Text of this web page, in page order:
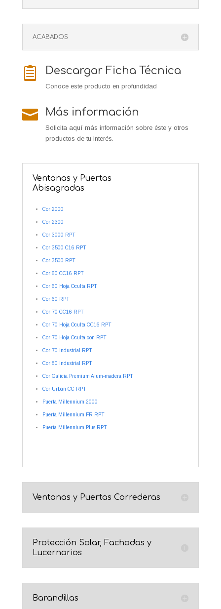
ACABADOS
 Descargar Ficha Técnica
Conoce este producto en profundidad
 Más información
Solicita aquí más información sobre éste y otros
productos de tu interés.
Ventanas y Puertas
Abisagradas
Cor 2000
Cor 2300
Cor 3000 RPT
Cor 3500 C16 RPT
Cor 3500 RPT
Cor 60 CC16 RPT
Cor 60 Hoja Oculta RPT
Cor 60 RPT
Cor 70 CC16 RPT
Cor 70 Hoja Oculta CC16 RPT
Cor 70 Hoja Oculta con RPT
Cor 70 Industrial RPT
Cor 80 Industrial RPT
Cor Galicia Premium Alum-madera RPT
Cor Urban CC RPT
Puerta Millennium 2000
Puerta Millennium FR RPT
Puerta Millennium Plus RPT
Ventanas y Puertas Correderas
Protección Solar, Fachadas y
Lucernarios
Barandillas